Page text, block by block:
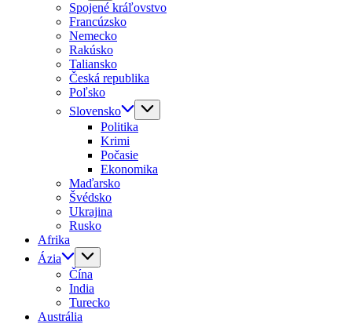
Spojené kráľovstvo
Francúzsko
Nemecko
Rakúsko
Taliansko
Česká republika
Poľsko
Slovensko
Politika
Krimi
Počasie
Ekonomika
Maďarsko
Švédsko
Ukrajina
Rusko
Afrika
Ázia
Čína
India
Turecko
Austrália